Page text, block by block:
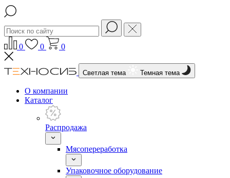
0 0 0
Светлая тема Темная тема
О компании
Каталог
Распродажа
Мясопереработка
Упаковочное оборудование